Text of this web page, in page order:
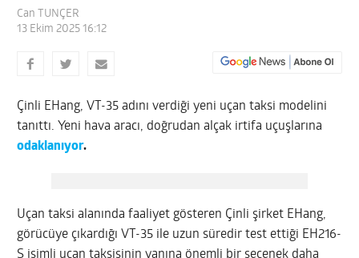
Can TUNÇER
13 Ekim 2025 16:12
Çinli EHang, VT-35 adını verdiği yeni uçan taksi modelini
tanıttı. Yeni hava aracı, doğrudan alçak irtifa uçuşlarına
odaklanıyor.
Uçan taksi alanında faaliyet gösteren Çinli şirket EHang,
görücüye çıkardığı VT-35 ile uzun süredir test ettiği EH216-
S isimli uçan taksisinin yanına önemli bir seçenek daha